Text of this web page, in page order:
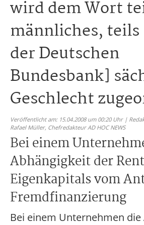
wird dem Wort
männliches,
der Deutschen
Bundesbank]
Geschlecht
Veröffentlicht am: 15.04.2008 um 00:20 Uhr |
Rafael Müller, Chefredakteur AD HOC NEWS
Bei einem
Abhängigkeit der
Eigenkapitals vom
Fremdfinanzierung
Bei einem Unternehmen